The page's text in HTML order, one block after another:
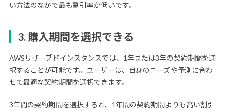
い方法のなかで最も割引率が低いです。
3. 購入期間を選択できる
AWSリザーブドインスタンスでは、1年または3年の契約期間を選
択することが可能です。ユーザーは、自身のニーズや予測に合わ
せて最適な契約期間を選択できます。
3年間の契約期間を選択すると、1年間の契約期間よりも高い割引